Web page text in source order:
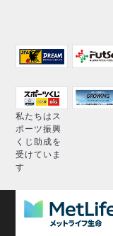
私たちはス
ポーツ振興
くじ助成を
受けていま
す